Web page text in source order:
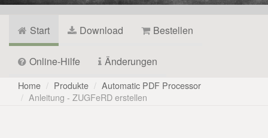
Start Download Bestellen
Online-Hilfe Änderungen
Home Produkte
Automatic PDF Processor
Anleitung - ZUGFeRD erstellen